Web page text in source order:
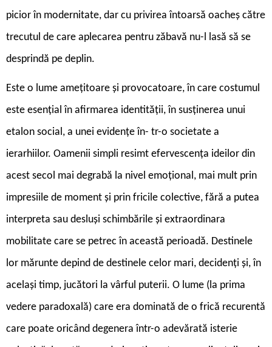
picior în modernitate, dar cu privirea întoarsă oacheș către
trecutul de care aplecarea pentru zăbavă nu-l lasă să se
desprindă pe deplin.
Este o lume amețitoare și provocatoare, în care costumul
este esențial în afirmarea identității, în susținerea unui
etalon social, a unei evidențe în- tr-o societate a
ierarhiilor. Oamenii simpli resimt efervescența ideilor din
acest secol mai degrabă la nivel emoțional, mai mult prin
impresiile de moment și prin fricile colective, fără a putea
interpreta sau desluși schimbările și extraordinara
mobilitate care se petrec în această perioadă. Destinele
lor mărunte depind de destinele celor mari, decidenți și, în
același timp, jucători la vârful puterii. O lume (la prima
vedere paradoxală) care era dominată de o frică recurentă
care poate oricând degenera într-o adevărată isterie